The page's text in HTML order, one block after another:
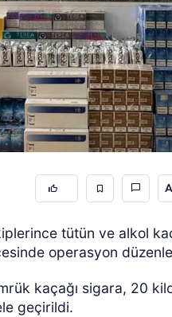
tütün ve alkol
operasyon
kaçağı sigara, 20
geçirildi.
ÖZEL